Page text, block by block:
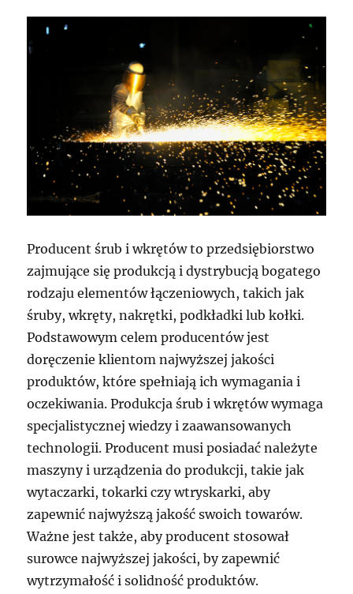
Producent śrub i wkrętów to przedsiębiorstwo
zajmujące się produkcją i dystrybucją bogatego
rodzaju elementów łączeniowych, takich jak
śruby, wkręty, nakrętki, podkładki lub kołki.
Podstawowym celem producentów jest
doręczenie klientom najwyższej jakości
produktów, które spełniają ich wymagania i
oczekiwania. Produkcja śrub i wkrętów wymaga
specjalistycznej wiedzy i zaawansowanych
technologii. Producent musi posiadać należyte
maszyny i urządzenia do produkcji, takie jak
wytaczarki, tokarki czy wtryskarki, aby
zapewnić najwyższą jakość swoich towarów.
Ważne jest także, aby producent stosował
surowce najwyższej jakości, by zapewnić
wytrzymałość i solidność produktów.